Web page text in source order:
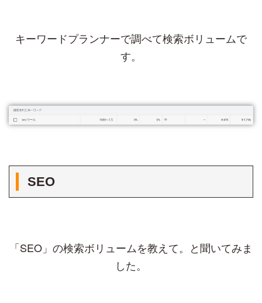
キーワードプランナーで調べて検索ボリュームで
す。
SEO
「SEO」の検索ボリュームを教えて。と聞いてみま
した。